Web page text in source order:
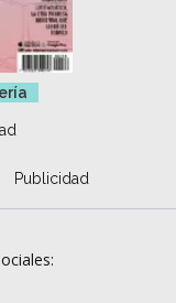
Publicidad